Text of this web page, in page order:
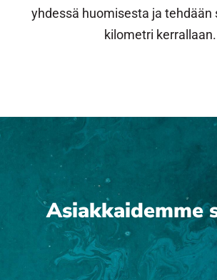
yhdessä huomisesta ja tehdään
kilometri kerrallaan.
Asiakkaidemme